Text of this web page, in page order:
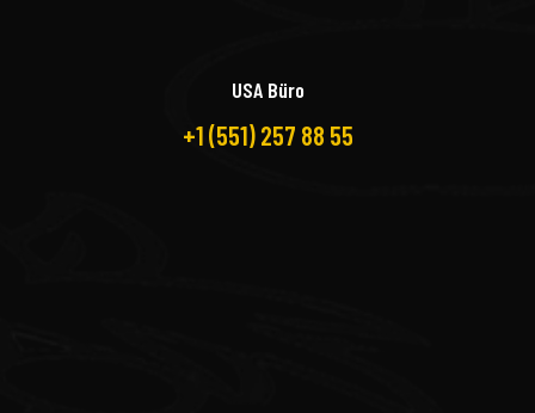
USA Büro
+1 (551) 257 88 55